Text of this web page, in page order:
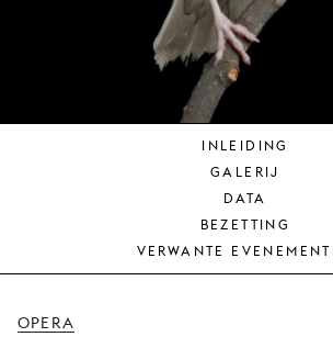
JONG
PUBLIEK
ONS
INLEIDING
GALERIJ
DATA
BEZETTING
VERWANTE
OPERA